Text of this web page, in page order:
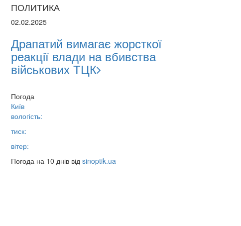
ПОЛИТИКА
02.02.2025
Драпатий вимагає жорсткої
реакції влади на вбивства
військових ТЦК
Погода
Київ
вологість:
тиск:
вітер:
Погода на 10 днів від sinoptik.ua